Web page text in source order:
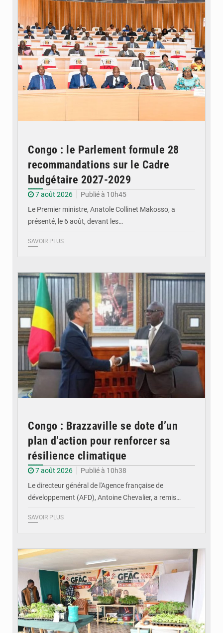
Congo : le Parlement formule 28
recommandations sur le Cadre
budgétaire 2027-2029
7 août 2026
Publié à 10h45
Le Premier ministre, Anatole Collinet Makosso, a
présenté, le 6 août, devant les…
SAVOIR PLUS
Congo : Brazzaville se dote d’un
plan d’action pour renforcer sa
résilience climatique
7 août 2026
Publié à 10h38
Le directeur général de l'Agence française de
développement (AFD), Antoine Chevalier, a remis…
SAVOIR PLUS